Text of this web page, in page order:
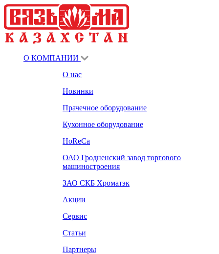
О КОМПАНИИ
О нас
Новинки
Прачечное оборудование
Кухонное оборудование
HoReCa
ОАО Гродненский завод торгового
машиностроения
ЗАО СКБ Хроматэк
Акции
Сервис
Статьи
Партнеры